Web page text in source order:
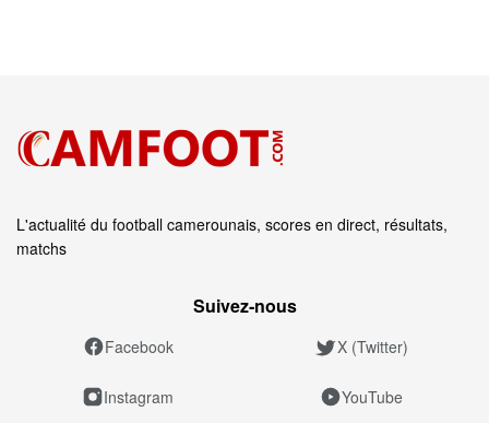
L'actualité du football camerounais, scores en direct, résultats,
matchs
Suivez‑nous
Facebook X (Twitter)
Instagram YouTube